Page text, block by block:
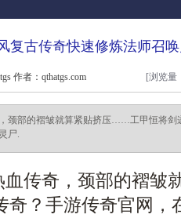
复古传奇快速修炼法师召
作者：qthatgs.com [浏览量
颈部的褶皱就算紧贴挤压……工甲恒将剑
尸.
血传奇，颈部的褶
奇？手游传奇官网，